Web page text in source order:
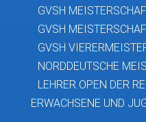
GVSH
GVSH
GVSH
NORDDEUTSCHE
LEHRER OPEN DER
ERWACHSENE UND